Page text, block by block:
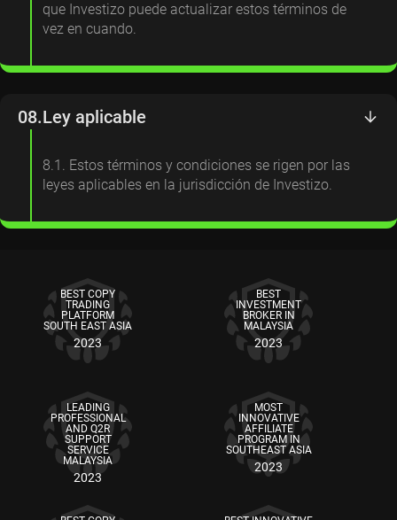
que Investizo puede actualizar estos términos de
vez en cuando.
08.Ley aplicable
8.1. Estos términos y condiciones se rigen por las
leyes aplicables en la jurisdicción de Investizo.
BEST COPY
TRADING
PLATFORM
SOUTH EAST ASIA
2023
BEST
INVESTMENT
BROKER IN
MALAYSIA
2023
LEADING
PROFESSIONAL
AND Q2R
SUPPORT
SERVICE
MALAYSIA
2023
MOST
INNOVATIVE
AFFILIATE
PROGRAM IN
SOUTHEAST ASIA
2023